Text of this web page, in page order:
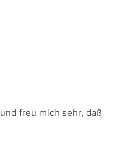
freu mich sehr, daß